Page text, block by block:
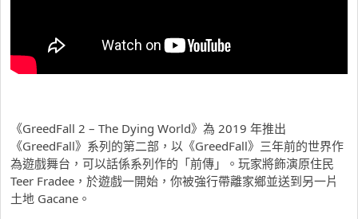
《GreedFall 2 – The Dying World》為 2019 年推出
《GreedFall》系列的第二部，以《GreedFall》三年前的世界作
為遊戲舞台，可以話係系列作的「前傳」。玩家將飾演原住民
Teer Fradee，於遊戲一開始，你被強行帶離家鄉並送到另一片
土地 Gacane。